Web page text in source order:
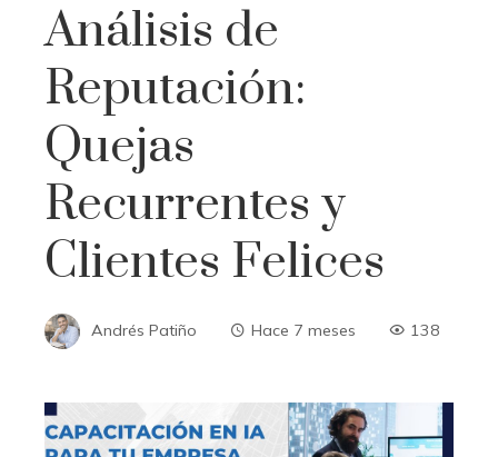
Análisis de
Reputación:
Quejas
Recurrentes y
Clientes Felices
Andrés Patiño Hace 7 meses 138